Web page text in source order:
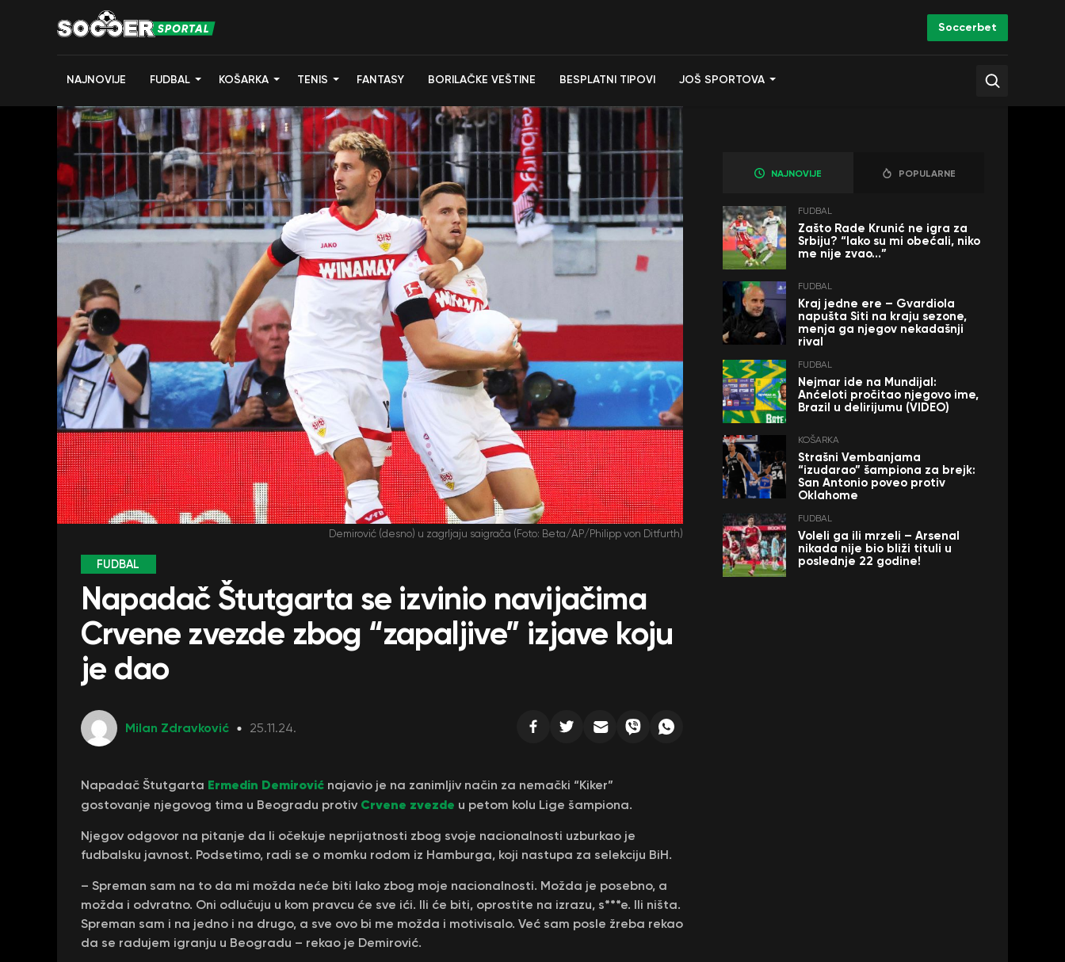
Soccerbet
NAJNOVIJE FUDBAL KOŠARKA TENIS FANTASY BORILAČKE VEŠTINE BESPLATNI TIPOVI JOŠ SPORTOVA
Demirović (desno) u zagrljaju saigrača (Foto: Beta/AP/Philipp von Ditfurth)
FUDBAL
Napadač Štutgarta se izvinio navijačima
Crvene zvezde zbog “zapaljive” izjave koju
je dao
Milan Zdravković 25.11.24.
Napadač Štutgarta Ermedin Demirović najavio je na zanimljiv način za nemački “Кiker”
gostovanje njegovog tima u Beogradu protiv Crvene zvezde u petom kolu Lige šampiona.
Njegov odgovor na pitanje da li očekuje neprijatnosti zbog svoje nacionalnosti uzburkao je
fudbalsku javnost. Podsetimo, radi se o momku rodom iz Hamburga, koji nastupa za selekciju BiH.
– Spreman sam na to da mi možda neće biti lako zbog moje nacionalnosti. Možda je posebno, a
možda i odvratno. Oni odlučuju u kom pravcu će sve ići. Ili će biti, oprostite na izrazu, s***e. Ili ništa.
Spreman sam i na jedno i na drugo, a sve ovo bi me možda i motivisalo. Već sam posle žreba rekao
da se radujem igranju u Beogradu – rekao je Demirović.
NAJNOVIJE POPULARNE
FUDBAL
Zašto Rade Krunić ne igra za
Srbiju? “Iako su mi obećali, niko
me nije zvao…”
FUDBAL
Kraj jedne ere – Gvardiola
napušta Siti na kraju sezone,
menja ga njegov nekadašnji
rival
FUDBAL
Nejmar ide na Mundijal:
Anćeloti pročitao njegovo ime,
Brazil u delirijumu (VIDEO)
KOŠARKA
Strašni Vembanjama
“izudarao” šampiona za brejk:
San Antonio poveo protiv
Oklahome
FUDBAL
Voleli ga ili mrzeli – Arsenal
nikada nije bio bliži tituli u
poslednje 22 godine!